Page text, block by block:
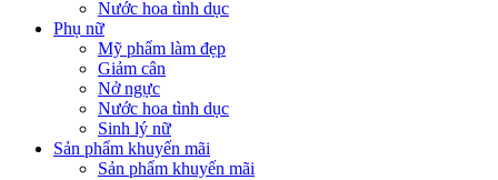
Nước hoa tình dục
Phụ nữ
Mỹ phẩm làm đẹp
Giảm cân
Nở ngực
Nước hoa tình dục
Sinh lý nữ
Sản phẩm khuyến mãi
Sản phẩm khuyến mãi